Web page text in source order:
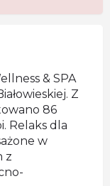
& SPA
Z
86
Relaks dla
w
z